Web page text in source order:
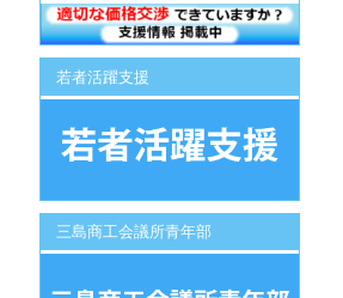
若者活躍支援
三島商工会議所青年部